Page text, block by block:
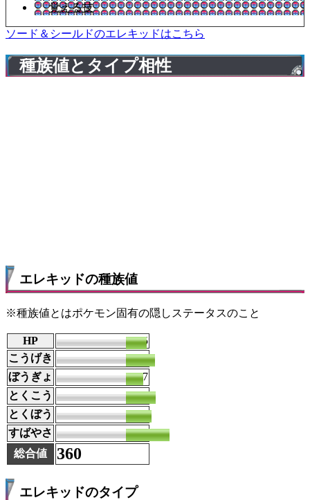
覚える技
ソード＆シールドのエレキッドはこちら
種族値とタイプ相性
エレキッドの種族値
※種族値とはポケモン固有の隠しステータスのこと
HP
45
こうげき
63
ぼうぎょ
37
とくこう
65
とくぼう
55
すばやさ
95
総合値
360
エレキッドのタイプ